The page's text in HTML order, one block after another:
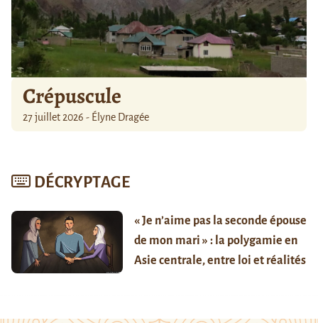
Crépuscule
27 juillet 2026 - Élyne Dragée
DÉCRYPTAGE
« Je n’aime pas la seconde épouse
de mon mari » : la polygamie en
Asie centrale, entre loi et réalités